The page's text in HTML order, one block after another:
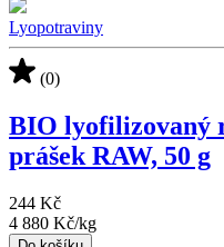
Lyopotraviny
(0)
BIO lyofilizovaný
prášek RAW, 50 g
244 Kč
4 880 Kč/kg